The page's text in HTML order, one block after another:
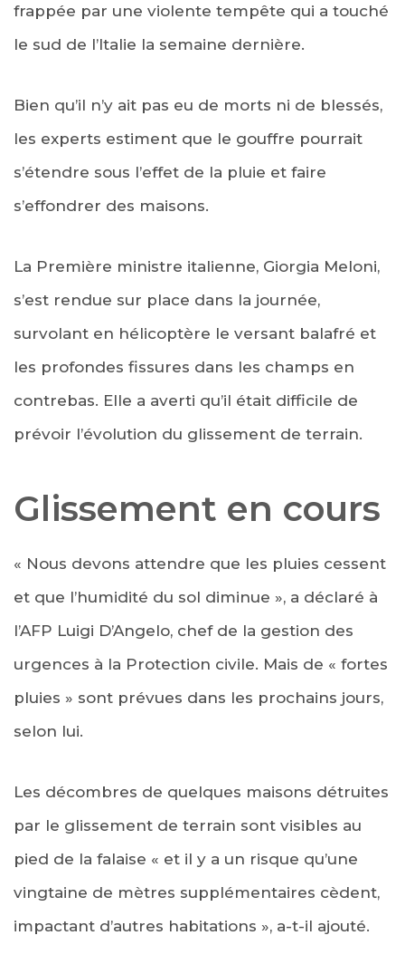
frappée par une violente tempête qui a touché
le sud de l’Italie la semaine dernière.
Bien qu’il n’y ait pas eu de morts ni de blessés,
les experts estiment que le gouffre pourrait
s’étendre sous l’effet de la pluie et faire
s’effondrer des maisons.
La Première ministre italienne, Giorgia Meloni,
s’est rendue sur place dans la journée,
survolant en hélicoptère le versant balafré et
les profondes fissures dans les champs en
contrebas. Elle a averti qu’il était difficile de
prévoir l’évolution du glissement de terrain.
Glissement en cours
« Nous devons attendre que les pluies cessent
et que l’humidité du sol diminue », a déclaré à
l’AFP Luigi D’Angelo, chef de la gestion des
urgences à la Protection civile. Mais de « fortes
pluies » sont prévues dans les prochains jours,
selon lui.
Les décombres de quelques maisons détruites
par le glissement de terrain sont visibles au
pied de la falaise « et il y a un risque qu’une
vingtaine de mètres supplémentaires cèdent,
impactant d’autres habitations », a-t-il ajouté.